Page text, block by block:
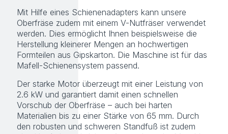
Mit Hilfe eines Schienenadapters kann unsere
Oberfräse zudem mit einem V-Nutfräser verwendet
werden. Dies ermöglicht Ihnen beispielsweise die
Herstellung kleinerer Mengen an hochwertigen
Formteilen aus Gipskarton. Die Maschine ist für das
Mafell-Schienensystem passend.
Der starke Motor überzeugt mit einer Leistung von
2.6 kW und garantiert damit einen schnellen
Vorschub der Oberfräse – auch bei harten
Materialien bis zu einer Stärke von 65 mm. Durch
den robusten und schweren Standfuß ist zudem